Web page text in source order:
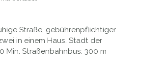
Straße, gebührenpflichtiger
in einem Haus. Stadt der
Min. Straßenbahnbus: 300 m